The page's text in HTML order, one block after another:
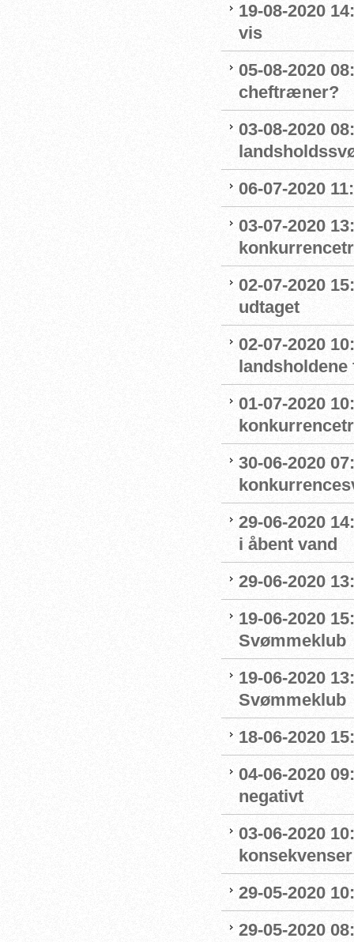
19-08-2020
vis
05-08-2020
cheftræner?
03-08-2020
06-07-2020
03-07-2020
02-07-2020
udtaget
02-07-2020
01-07-2020
30-06-2020
29-06-2020
i åbent vand
29-06-2020
19-06-2020
Svømmeklub
19-06-2020
Svømmeklub
18-06-2020
04-06-2020
negativt
03-06-2020
29-05-2020
29-05-2020